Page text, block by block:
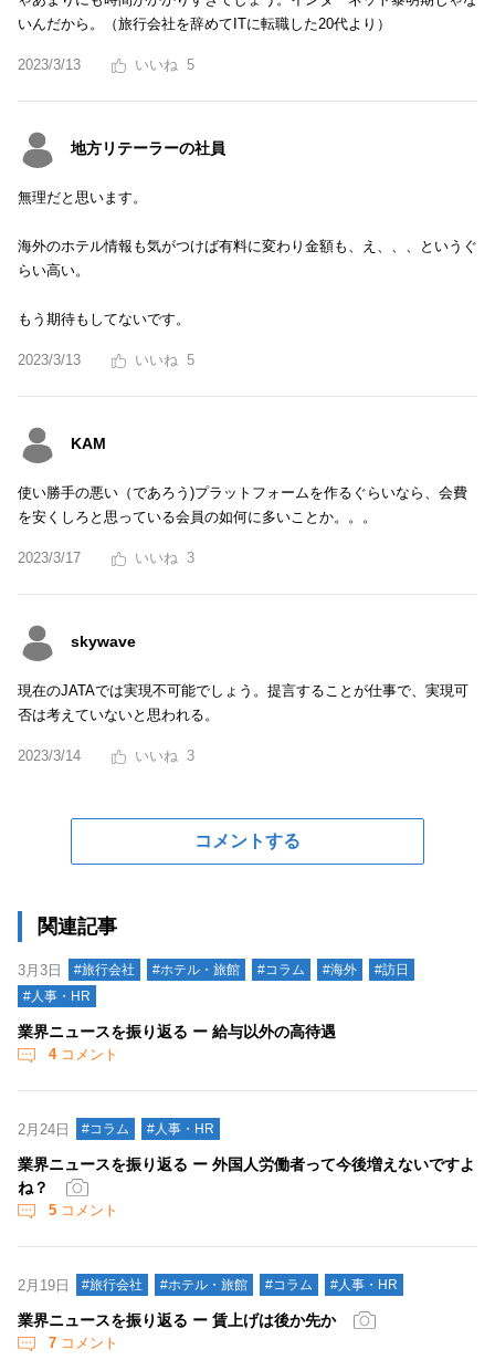
いんだから。（旅行会社を辞めてITに転職した20代より）
2023/3/13 5
地方リテーラーの社員
無理だと思います。
海外のホテル情報も気がつけば有料に変わり金額も、え、、、というぐ
らい高い。
もう期待もしてないです。
2023/3/13 5
KAM
使い勝手の悪い（であろう)プラットフォームを作るぐらいなら、会費
を安くしろと思っている会員の如何に多いことか。。。
2023/3/17 3
skywave
現在のJATAでは実現不可能でしょう。提言することが仕事で、実現可
否は考えていないと思われる。
2023/3/14 3
コメントする
関連記事
3月3日 #旅行会社 #ホテル・旅館 #コラム #海外
#訪日
#人事・HR
業界ニュースを振り返る ー 給与以外の高待遇
4コメント
2月24日 #コラム #人事・HR
業界ニュースを振り返る ー 外国人労働者って今後増えないですよ
ね？
5 コメント
2月19日 #旅行会社 #ホテル・旅館 #コラム #人事・HR
業界ニュースを振り返る ー 賃上げは後か先か
7 コメント